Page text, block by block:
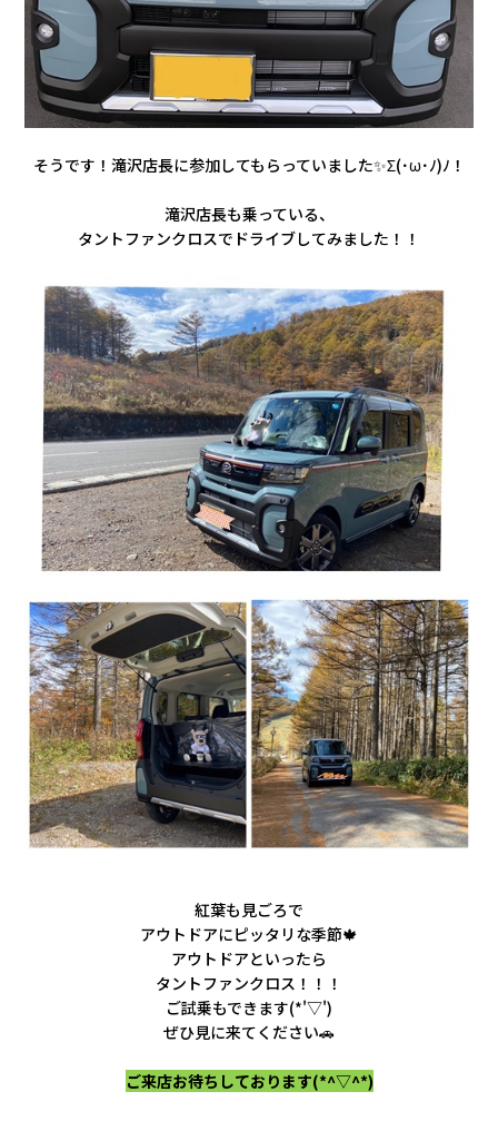
そうです！滝沢店長に参加してもらっていました✨Σ(･ω･ﾉ)ﾉ！
滝沢店長も乗っている、
タントファンクロスで ドライブしてみました！！
紅葉も見ごろで
アウトドアにピッタリな季節🍁
アウトドアといったら
タントファンクロス！！！
ご試乗もできます(*'▽')
ぜひ見に来てください🚗
ご来店お待ちしております(*^▽^*)